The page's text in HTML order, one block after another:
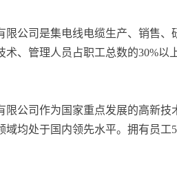
限公司是集电线电缆生产、销售
术、管理人员占职工总数的30%以
限公司作为国家重点发展的高新
域均处于国内领先水平。拥有员